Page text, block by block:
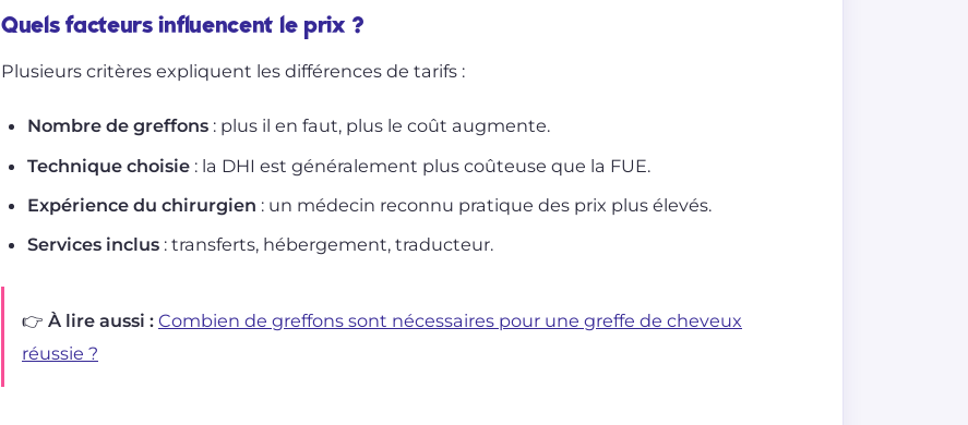
Quels facteurs influencent le prix ?
Plusieurs critères expliquent les différences de tarifs :
Nombre de greffons : plus il en faut, plus le coût augmente.
Technique choisie : la DHI est généralement plus coûteuse que la FUE.
Expérience du chirurgien : un médecin reconnu pratique des prix plus élevés.
Services inclus : transferts, hébergement, traducteur.
👉 À lire aussi : Combien de greffons sont nécessaires pour une greffe de cheveux
réussie ?